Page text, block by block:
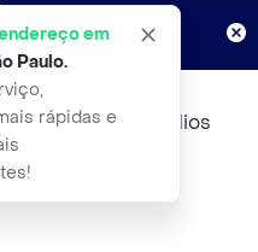
em
Paulo.
rápidas e
15 dias!
Aplicam T&C